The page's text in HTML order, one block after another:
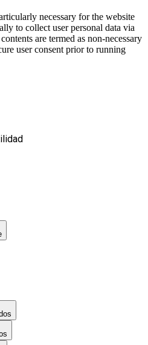
necessary for the website
to collect user personal data via
are termed as non-necessary
user consent prior to running